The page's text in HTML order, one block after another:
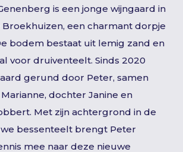
is een jonge wijngaard in
een charmant dorpje
bodem bestaat uit lemig zand en
voor druiventeelt. Sinds 2020
gerund door Peter, samen
dochter Janine en
Met zijn achtergrond in de
bessenteelt brengt Peter
mee naar deze nieuwe